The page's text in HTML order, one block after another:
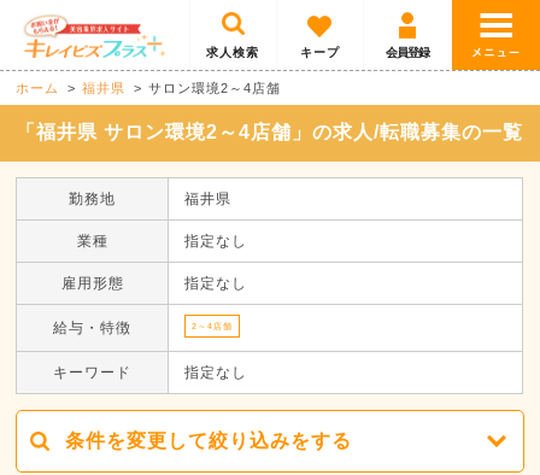
求人検索 キープ 会員登録
ホーム 福井県 サロン環境2～4店舗
「福井県 サロン環境2～4店舗」の求人/転職募集の一覧
勤務地 福井県
業種 指定なし
雇用形態 指定なし
給与・特徴 2～4店舗
キーワード 指定なし
条件を変更して絞り込みをする